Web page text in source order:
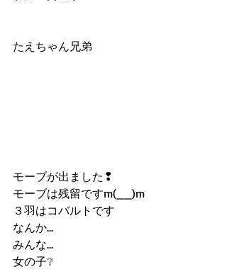
たえちゃん兄弟
モーブが出ました❢
モーブは残留ですm(__)m
３羽はコバルトです
なんか...
みんな...
女の子❔